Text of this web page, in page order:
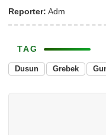
Reporter: Adm
TAG
Dusun Grebek